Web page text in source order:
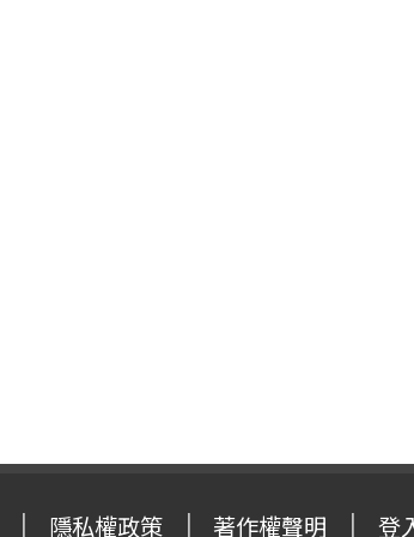
隱私權政策 著作權聲明 登